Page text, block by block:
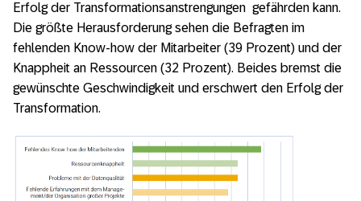
Erfolg der Transformationsanstrengungen gefährden kann.
Die größte Herausforderung sehen die Befragten im
fehlenden Know-how der Mitarbeiter (39 Prozent) und der
Knappheit an Ressourcen (32 Prozent). Beides bremst die
gewünschte Geschwindigkeit und erschwert den Erfolg der
Transformation.